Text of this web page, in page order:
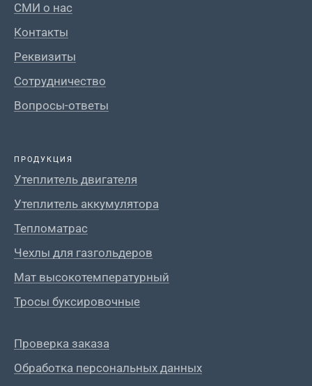
СМИ о нас
Контакты
Реквизиты
Сотрудничество
Вопросы-ответы
ПРОДУКЦИЯ
Утеплитель двигателя
Утеплитель аккумулятора
Тепломатрас
Чехлы для газгольдеров
Мат высокотемпературный
Тросы буксировочные
Проверка заказа
Обработка персональных данных